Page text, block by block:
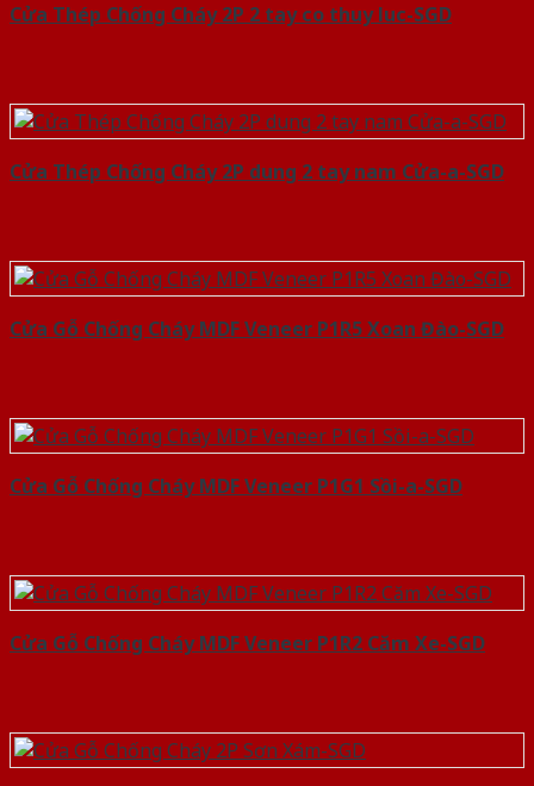
Cửa Thép Chống Cháy 2P 2 tay co thuy luc-SGD
Cửa Thép Chống Cháy 2P dung 2 tay nam Cửa-a-SGD
Cửa Gỗ Chống Cháy MDF Veneer P1R5 Xoan Đào-SGD
Cửa Gỗ Chống Cháy MDF Veneer P1G1 Sồi-a-SGD
Cửa Gỗ Chống Cháy MDF Veneer P1R2 Căm Xe-SGD